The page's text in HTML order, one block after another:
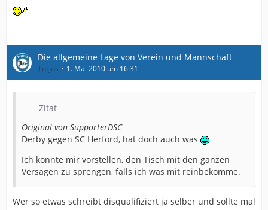
Die allgemeine Lage von Verein und Mannschaft
Torjus 1. Mai 2010 um 16:31
Zitat
Original von SupporterDSC
Derby gegen SC Herford, hat doch auch was
Ich könnte mir vorstellen, den Tisch mit den ganzen
Versagen zu sprengen, falls ich was mit reinbekomme.
Wer so etwas schreibt disqualifiziert ja selber und sollte mal